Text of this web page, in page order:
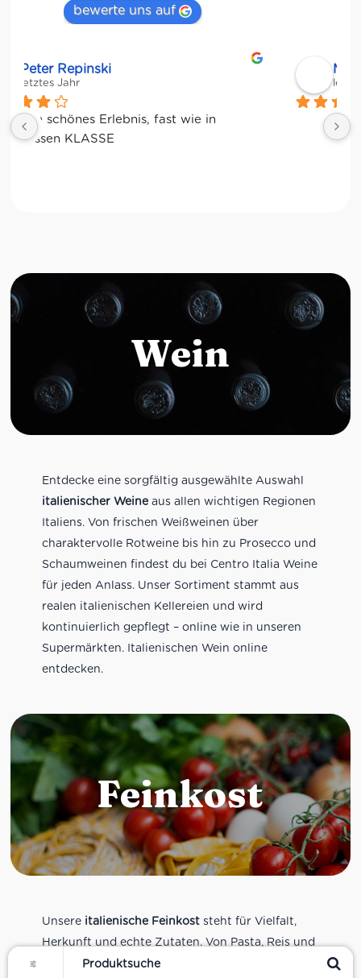
bewerte uns auf
Matze
Wein
Entdecke eine sorgfältig ausgewählte Auswahl
italienischer Weineaus allen wichtigen Regionen
Italiens. Von frischen Weißweinen über
charaktervolle Rotweine bis hin zu Prosecco und
Schaumweinen findest du bei Centro Italia Weine
für jeden Anlass. Unser Sortiment stammt aus
realen italienischen Kellereien und wird
kontinuierlich gepflegt – online wie in unseren
Supermärkten. Italienischen Wein online
entdecken.
Feinkost
Unsere italienische Feinkoststeht für Vielfalt,
Herkunft und echte Zutaten. Von Pasta, Reis und
Tomatensaucen über Olivenöl, Antipasti und